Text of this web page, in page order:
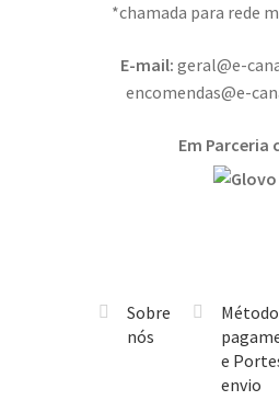
*chamada para rede
E-mail: geral@e-
encomendas@e-
Em Parceria
Sobre
nós
e
envio